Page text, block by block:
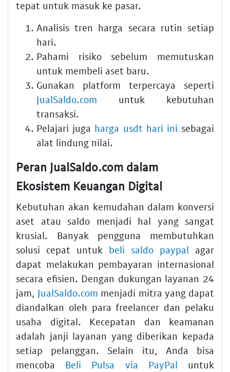
tepat untuk masuk ke pasar.
Analisis tren harga secara rutin setiap
hari.
Pahami risiko sebelum memutuskan
untuk membeli aset baru.
Gunakan platform terpercaya seperti
JualSaldo.com untuk kebutuhan
transaksi.
Pelajari juga harga usdt hari ini sebagai
alat lindung nilai.
Peran JualSaldo.com dalam
Ekosistem Keuangan Digital
Kebutuhan akan kemudahan dalam konversi
aset atau saldo menjadi hal yang sangat
krusial. Banyak pengguna membutuhkan
solusi cepat untuk beli saldo paypal agar
dapat melakukan pembayaran internasional
secara efisien. Dengan dukungan layanan 24
jam, JualSaldo.com menjadi mitra yang dapat
diandalkan oleh para freelancer dan pelaku
usaha digital. Kecepatan dan keamanan
adalah janji layanan yang diberikan kepada
setiap pelanggan. Selain itu, Anda bisa
mencoba Beli Pulsa via PayPal untuk